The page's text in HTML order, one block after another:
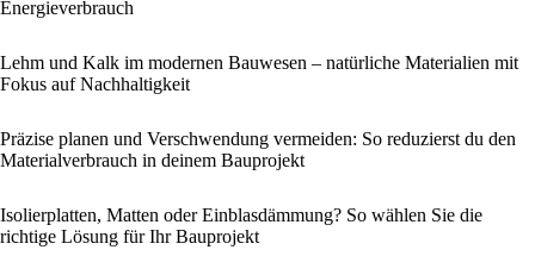
Energieverbrauch
Lehm und Kalk im modernen Bauwesen – natürliche Materialien mit
Fokus auf Nachhaltigkeit
Präzise planen und Verschwendung vermeiden: So reduzierst du den
Materialverbrauch in deinem Bauprojekt
Isolierplatten, Matten oder Einblasdämmung? So wählen Sie die
richtige Lösung für Ihr Bauprojekt